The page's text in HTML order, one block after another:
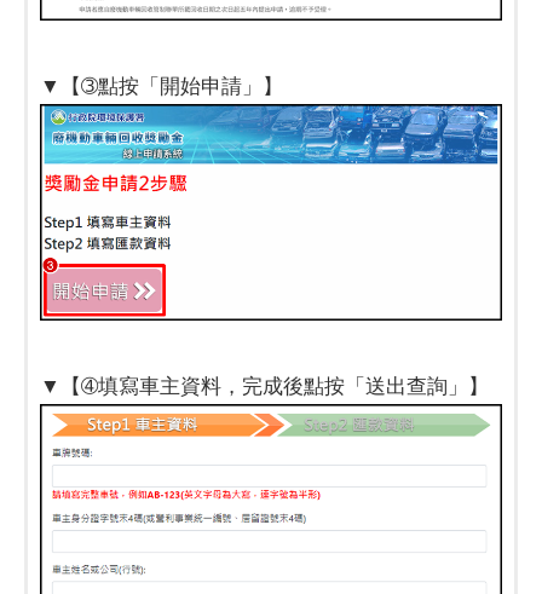
▼【➂點按「開始申請」】
▼【➃填寫車主資料，完成後點按「送出查詢」】